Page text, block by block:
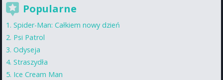
Popularne
Spider-Man: Całkiem nowy dzień
Psi Patrol
Odyseja
Straszydła
Ice Cream Man